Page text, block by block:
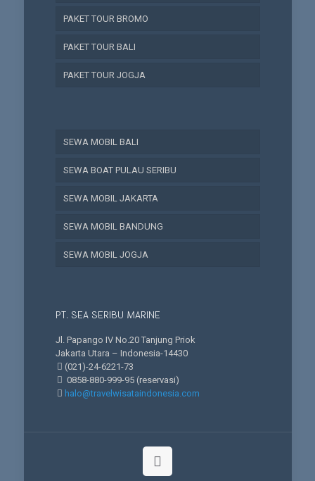
PAKET TOUR BROMO
PAKET TOUR BALI
PAKET TOUR JOGJA
SEWA MOBIL BALI
SEWA BOAT PULAU SERIBU
SEWA MOBIL JAKARTA
SEWA MOBIL BANDUNG
SEWA MOBIL JOGJA
PT. SEA SERIBU MARINE
Jl. Papango IV No.20 Tanjung Priok
Jakarta Utara – Indonesia-14430
(021)-24-6221-73
0858-880-999-95(reservasi)
halo@travelwisataindonesia.com